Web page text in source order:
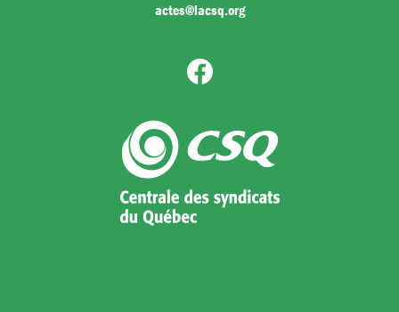
actes@lacsq.org